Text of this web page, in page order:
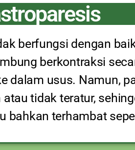
berfungsi dengan
berkontraksi
dalam usus. Namun,
tidak teratur,
bahkan terhambat